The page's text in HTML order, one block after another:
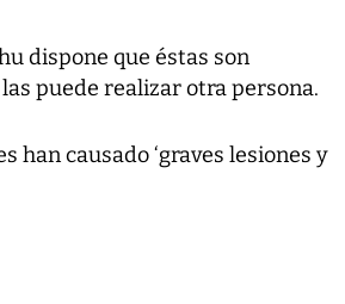
dispone que éstas son
puede realizar otra persona.
han causado ‘graves lesiones y